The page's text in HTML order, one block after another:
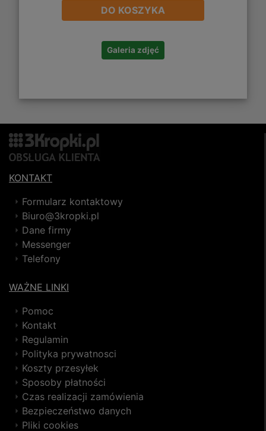
DO KOSZYKA
Galeria zdjęć
KONTAKT
Formularz kontaktowy
Biuro@3kropki.pl
Dane firmy
Messenger
Telefony
WAŻNE LINKI
Pomoc
Kontakt
Regulamin
Polityka prywatnosci
Koszty przesyłek
Sposoby płatności
Czas realizacji zamówienia
Bezpieczeństwo danych
Pliki cookies